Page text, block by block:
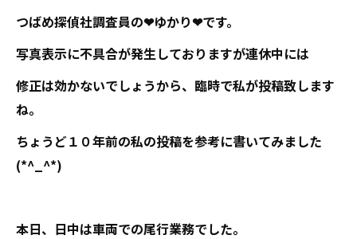
つばめ探偵社調査員の❤ゆかり❤です。
写真表示に不具合が発生しておりますが連休中には
修正は効かないでしょうから、臨時で私が投稿致します
ね。
ちょうど１０年前の私の投稿を参考に書いてみました
(*^_^*)
本日、日中は車両での尾行業務でした。